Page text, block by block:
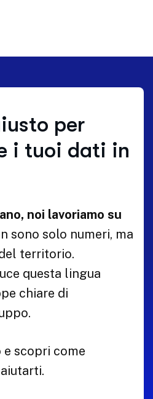
per
i tuoi dati in
noi lavoriamo su
sono solo numeri, ma
territorio.
questa lingua
chiare di
e scopri come